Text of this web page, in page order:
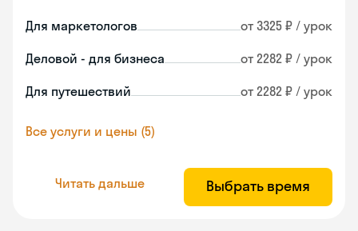
Для маркетологов от 3325 ₽ / урок
Деловой - для бизнеса от 2282 ₽ / урок
Для путешествий от 2282 ₽ / урок
Все услуги и цены (5)
Читать дальше Выбрать время